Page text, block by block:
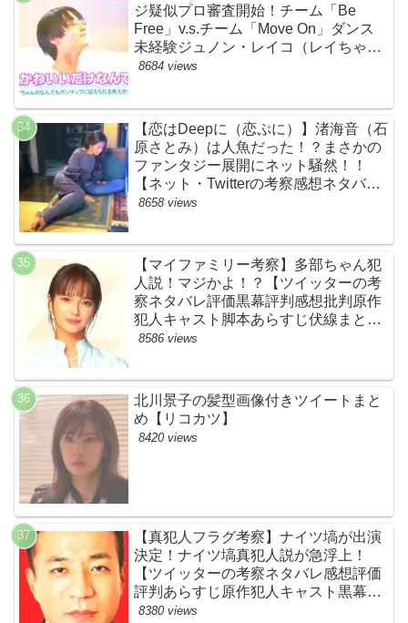
ジ疑似プロ審査開始！チーム「Be
Free」v.s.チーム「Move On」ダンス
未経験ジュノン・レイコ（レイちゃ
ん）頑張れ！ルイルイかわいすぎる
BE:FIRST・ビーファースト】
8684 views
【恋はDeepに（恋ぷに）】渚海音（石
原さとみ）は人魚だった！？まさかの
ファンタジー展開にネット騒然！！
【ネット・Twitterの考察感想ネタバレ
評価評判あらすじまとめ】
8658 views
【マイファミリー考察】多部ちゃん犯
人説！マジかよ！？【ツイッターの考
察ネタバレ評価黒幕評判感想批判原作
犯人キャスト脚本あらすじ伏線まと
め・多部未華子】
8586 views
北川景子の髪型画像付きツイートまと
め【リコカツ】
8420 views
【真犯人フラグ考察】ナイツ塙が出演
決定！ナイツ塙真犯人説が急浮上！
【ツイッターの考察ネタバレ感想評価
評判あらすじ原作犯人キャスト黒幕伏
線まとめ】
8380 views